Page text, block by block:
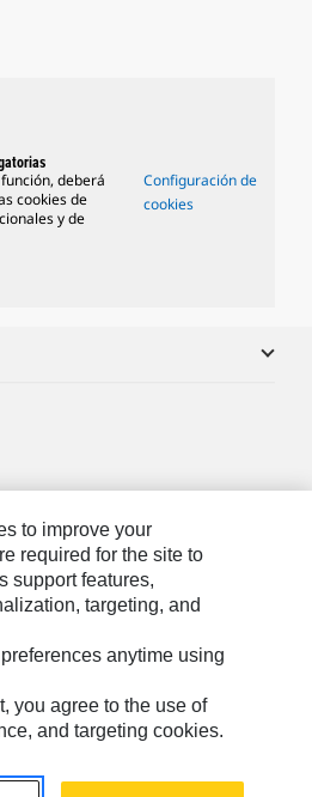
deberá
cookies de
y de
Configuración de
cookies
Reservados todos los derechos
to improve your
required for the site to
support features,
targeting, and
anytime using
you agree to the use of
and targeting cookies.